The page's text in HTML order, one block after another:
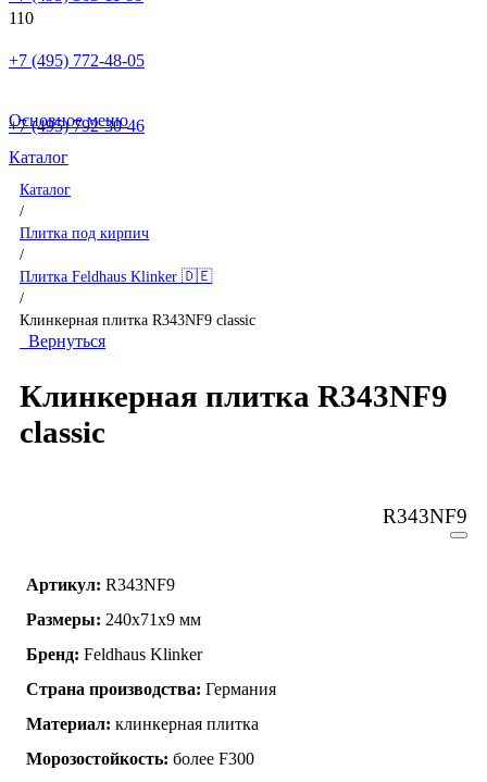
+7 (495) 772-48-05
+7 (495) 792-30-46
Основное меню
Каталог
Каталог
/
Плитка под кирпич
/
Плитка Feldhaus Klinker 🇩🇪
/
Клинкерная плитка R343NF9 classic
Вернуться
Клинкерная плитка R343NF9
classic
R343NF9
Артикул: R343NF9
Размеры: 240x71x9 мм
Бренд: Feldhaus Klinker
Страна производства: Германия
Материал: клинкерная плитка
Морозостойкость: более F300